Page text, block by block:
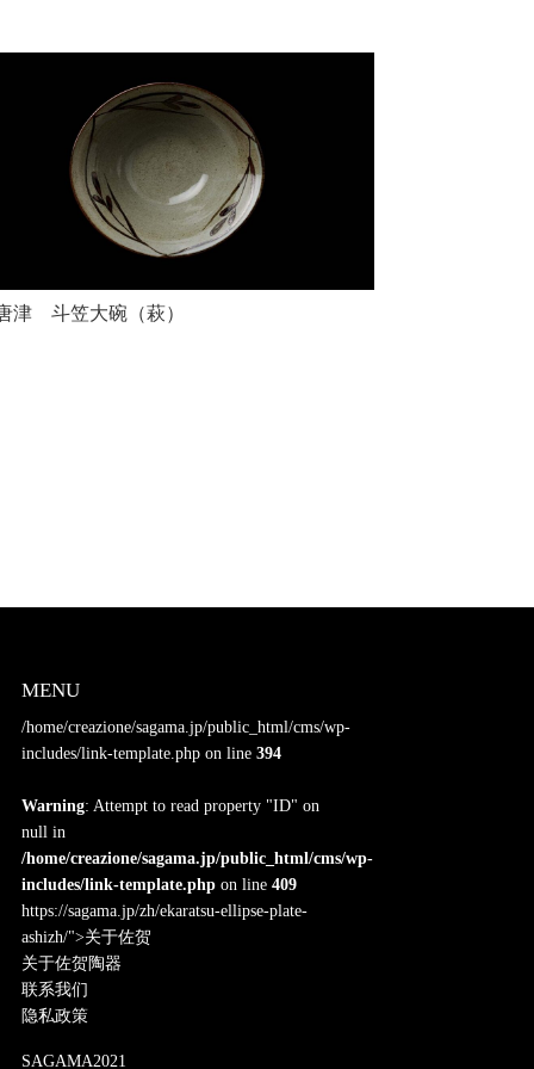
津 斗笠大碗（萩）
MENU
/home/creazione/sagama.jp/public_html/cms/wp-
includes/link-template.php on line 394
Warning: Attempt to read property "ID" on
null in
/home/creazione/sagama.jp/public_html/cms/wp-
includes/link-template.php on line 409
https://sagama.jp/zh/ekaratsu-ellipse-plate-
ashizh/">关于佐贺
关于佐贺陶器
联系我们
隐私政策
SAGAMA2021